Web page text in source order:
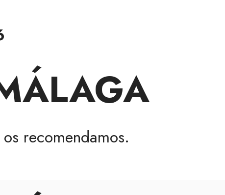
recomendamos.